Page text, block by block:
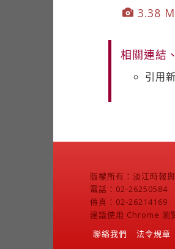
3.38
相關連結
引用
版權所有：淡江時報
電話：02-26250584
傳真：02-26214169
建議使用 Chrome 瀏
聯絡我們
法令規章